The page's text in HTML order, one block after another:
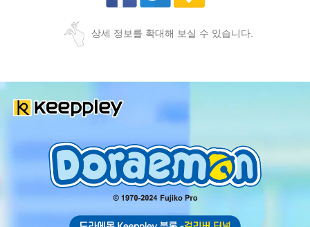
상세 정보를 확대해 보실 수 있습니다.